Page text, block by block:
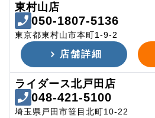
東村山店
050-1807-5136
東京都東村山市本町1-9-2
店舗詳細
ライダース北戸田店
048-421-5100
埼玉県戸田市笹目北町10-22